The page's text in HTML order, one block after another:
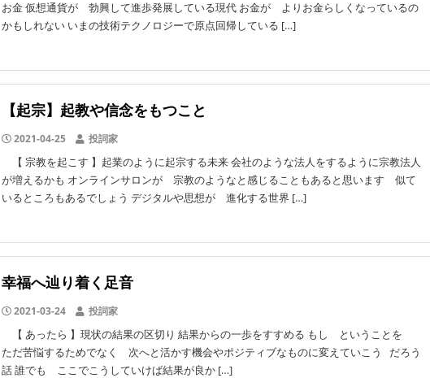
お金 仮想通貨が 勃興して進歩発展している現代 お金が よりお金らしくなっているの
かもしれない いまの技術テクノロジーで原点回帰している […]
【起宗】起教や信念をもつこと
2021-04-25 投詞家
【 宗教を起こす 】起業のように起宗する未来 会社のような法人をするように宗教法人
が増えるかも オンラインサロンが 宗教のようなと感じることもあると思います 似て
いるところもあるでしょう デジタルや思想が 進化する世界 […]
幸福へ辿り着く足音
2021-03-24 投詞家
【 あったら 】現状の結果の区切り 結果からの一歩をすすめる もし ということを
ただ苦悩するためでなく 次へと活かす機会やポジティブなものに変えていこう だろう
話 誰でも ここでこうしていけば結果が良か […]